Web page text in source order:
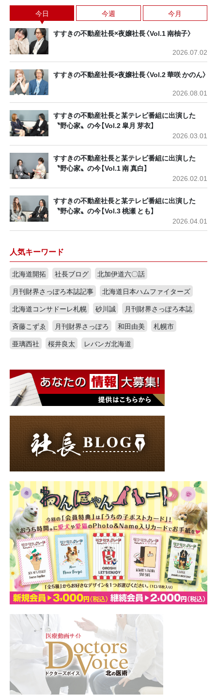
今日 今週 今月
すすきの不動産社長×夜嬢社長〈Vol.1 南柚子〉
2026.07.02
すすきの不動産社長×夜嬢社長〈Vol.2 華咲 かのん〉
2026.08.01
すすきの不動産社長と某テレビ番組に出演した
〝野心家〟の今【Vol.2 皐月 芽衣】
2026.03.01
すすきの不動産社長と某テレビ番組に出演した
〝野心家〟の今【Vol.1 南 真白】
2026.02.01
すすきの不動産社長と某テレビ番組に出演した
〝野心家〟の今【Vol.3 桃瀬 とも】
2026.04.01
人気キーワード
北海道開拓 社長ブログ
北加伊道六〇話
月刊財界さっぽろ本誌記事
北海道日本ハムファイターズ
北海道コンサドーレ札幌
砂川誠
月刊財界さっぽろ本誌
斉藤こずゑ
月刊財界さっぽろ 和田由美
札幌市
亜璃西社
桜井良太 レバンガ北海道